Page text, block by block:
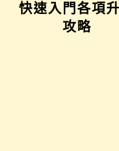
快速入門各項
攻略